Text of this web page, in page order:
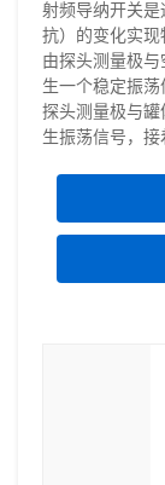
射频导纳开关是
抗）的变化实现
由探头测量极
生一个稳定振
探头测量极与
生振荡信号，接